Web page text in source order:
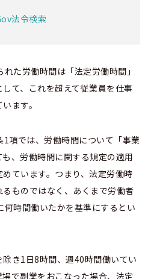
法令検索
た労働時間は「法定労働時間」
て、これを超えて従業員を仕事
ます。
項では、労働時間について「事業
、労働時間に関する規定の適用
ています。つまり、法定労働時
ものではなく、あくまで労働者
時間働いたかを基準にするとい
き1日8時間、週40時間働いてい
で副業をおこなった場合、法定